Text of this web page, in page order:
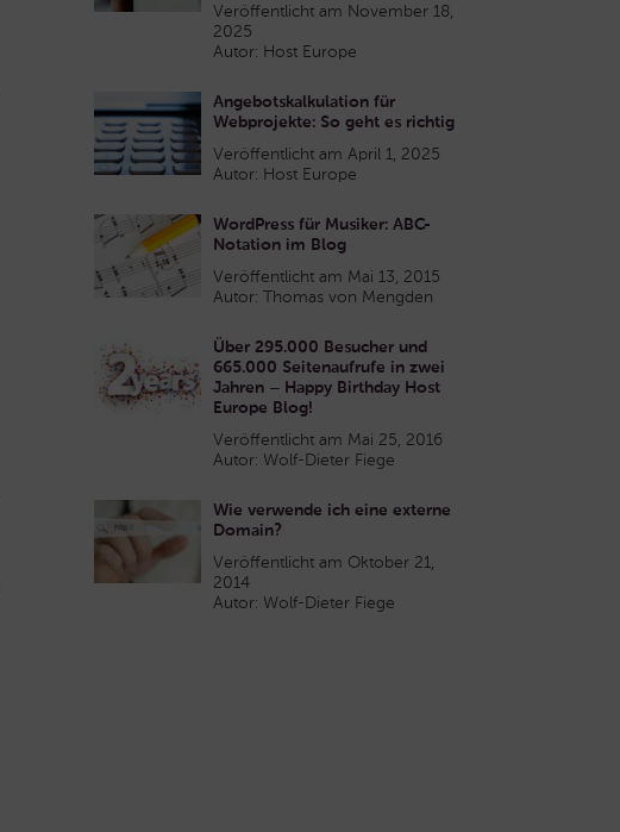
Veröffentlicht am November 18,
2025
Autor: Host Europe
Angebotskalkulation für
Webprojekte: So geht es richtig
Veröffentlicht am April 1, 2025
Autor: Host Europe
WordPress für Musiker: ABC-
Notation im Blog
Veröffentlicht am Mai 13, 2015
Autor: Thomas von Mengden
Über 295.000 Besucher und
665.000 Seitenaufrufe in zwei
Jahren – Happy Birthday Host
Europe Blog!
Veröffentlicht am Mai 25, 2016
Autor: Wolf-Dieter Fiege
Wie verwende ich eine externe
Domain?
Veröffentlicht am Oktober 21,
2014
Autor: Wolf-Dieter Fiege